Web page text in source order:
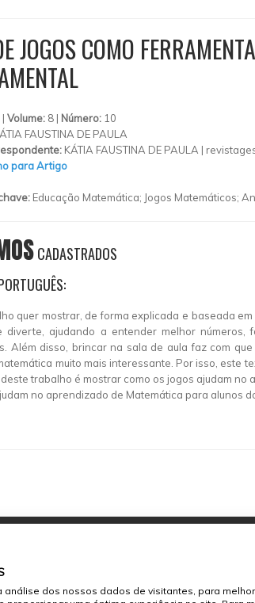
JOGOS COMO
Volume: 8 | Número: 10
FAUSTINA DE PAULA
KÁTIA FAUSTINA DE PAULA |
para Artigo
Educação Matemática; Jogos Matemáticos;
CADASTRADOS
quer mostrar, de forma explicada e baseada
diverte, ajudando a entender melhor números,
Além disso, brincar na sala de aula faz com
muito mais interessante. Por isso, este
trabalho é mostrar como os jogos ajudam
no aprendizado de Matemática para alunos
análise dos nossos dados de visitantes, para